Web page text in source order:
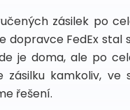
zásilek po
dopravce FedEx stal
je doma, ale po
kamkoliv, ve
řešení.